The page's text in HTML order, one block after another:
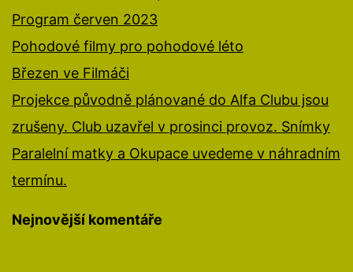
Program červen 2023
Pohodové filmy pro pohodové léto
Březen ve Filmáči
Projekce původně plánované do Alfa Clubu jsou
zrušeny. Club uzavřel v prosinci provoz. Snímky
Paralelní matky a Okupace uvedeme v náhradním
termínu.
Nejnovější komentáře